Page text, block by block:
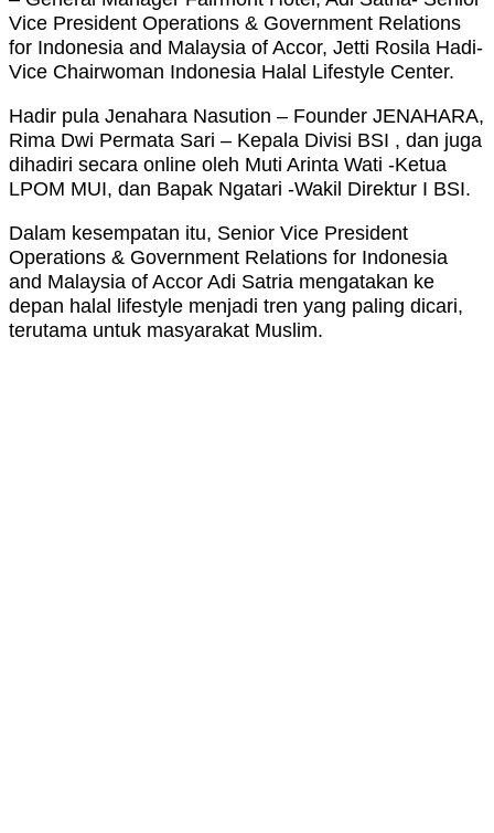
Vice President Operations & Government Relations
for Indonesia and Malaysia of Accor, Jetti Rosila Hadi-
Vice Chairwoman Indonesia Halal Lifestyle Center.
Hadir pula Jenahara Nasution – Founder JENAHARA,
Rima Dwi Permata Sari – Kepala Divisi BSI , dan juga
dihadiri secara online oleh Muti Arinta Wati -Ketua
LPOM MUI, dan Bapak Ngatari -Wakil Direktur I BSI.
Dalam kesempatan itu, Senior Vice President
Operations & Government Relations for Indonesia
and Malaysia of Accor Adi Satria mengatakan ke
depan halal lifestyle menjadi tren yang paling dicari,
terutama untuk masyarakat Muslim.